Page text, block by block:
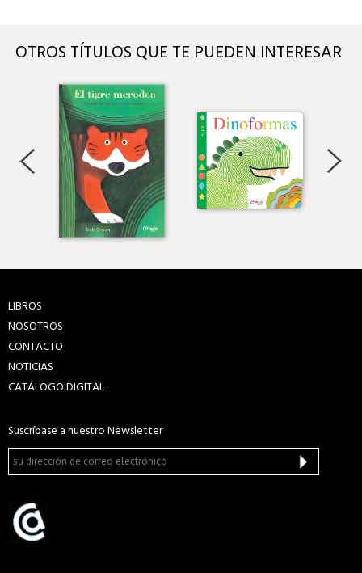
OTROS TÍTULOS QUE TE PUEDEN INTERESAR
LIBROS
NOSOTROS
CONTACTO
NOTICIAS
CATÁLOGO DIGITAL
Suscríbase a nuestro Newsletter